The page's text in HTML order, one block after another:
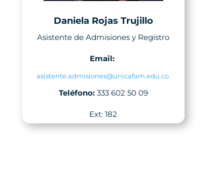
Daniela Rojas Trujillo
Asistente de Admisiones y Registro
Email:
asistente.admisiones@unicafam.edu.co
Teléfono:333 602 50 09
Ext: 182